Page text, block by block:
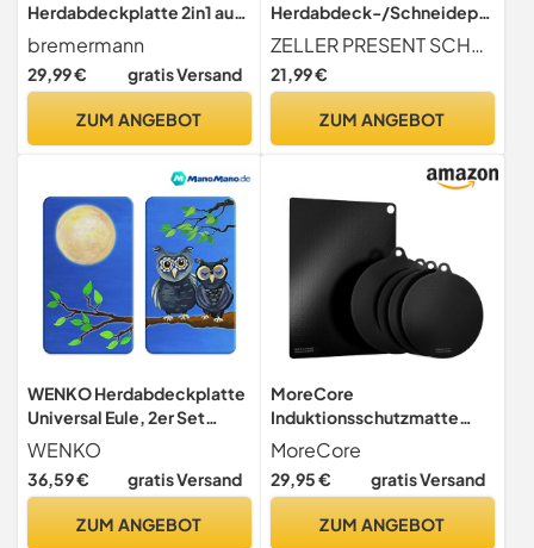
Herdabdeckplatte 2in1 aus
Edelstahl // gleichzeitig
Wandspritzschutz // je ca.
27,5 cm B x 48 H cm // für
Glaskeramikkochfelder
bremermann
29,99 € gratis Versand
ZUM ANGEBOT
Herdabdeck-/Schneidepla
tten-Set "Marmor", 2-tlg.,
ca. 30 x 52 cm
ZELLER PRESENT SCHÖNER LEBEN. PRAKTISCH WOHNEN.
21,99 €
ZUM ANGEBOT
WENKO Herdabdeckplatte
Universal Eule, 2er Set
Herdabdeckung für alle
Herdarten, Gehärtetes
Glas, 30 x 52 cm,
WENKO
36,59 € gratis Versand
ZUM ANGEBOT
MoreCore
Induktionsschutzmatte
Herdabdeckplatte
Kochfeld Abdeckung (5
STK)
MoreCore
29,95 € gratis Versand
ZUM ANGEBOT